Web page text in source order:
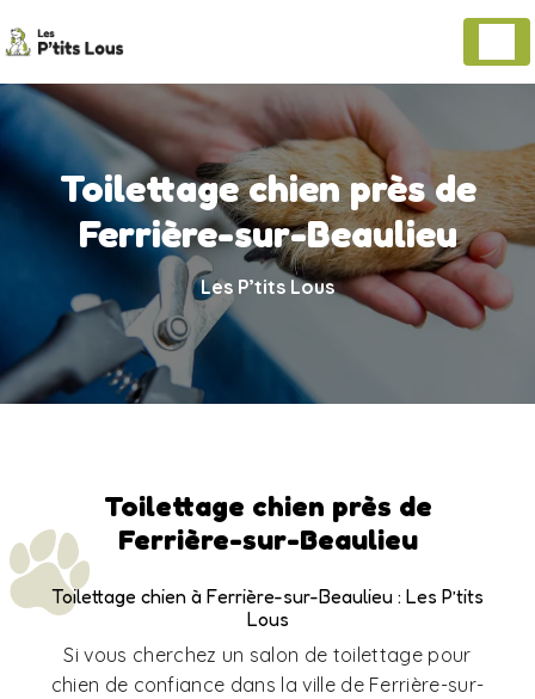
Toilettage chien près de
Ferrière-sur-Beaulieu
Les P’tits Lous
Toilettage chien près de
Ferrière-sur-Beaulieu
Toilettage chien à Ferrière-sur-Beaulieu : Les P’tits
Lous
Si vous cherchez un salon de toilettage pour
chien de confiance dans la ville de Ferrière-sur-